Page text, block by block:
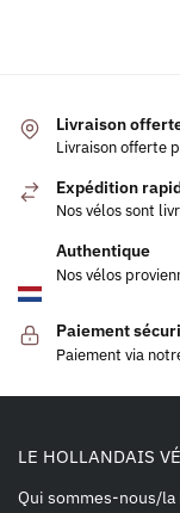
Livraison
Livraison offerte
Expédition
Nos vélos sont
Authentique
Nos vélos
Paiement
Paiement via
LE HOLLANDAIS
Qui sommes-nous/la